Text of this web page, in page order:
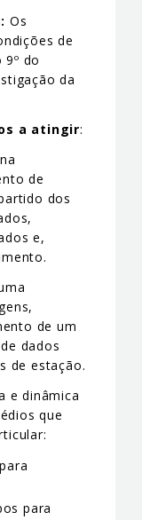
Os
de
do
da
a atingir:
de
dos
e,
de um
dados
de estação.
e dinâmica
que
para